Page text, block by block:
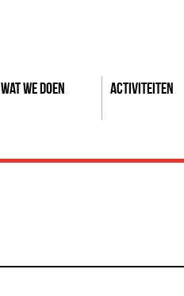
Wat we doen Activiteiten